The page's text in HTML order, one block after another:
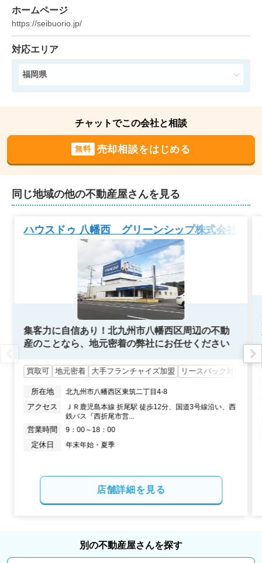
1,100
福岡県北九州市八幡西区北鷹見町
状態:古家あり
900
状態:古家あり 土地面積:266㎡
1,200万円
福岡県北九州市八幡西区町上津役西一丁目
土地面積:191
1,400万円
福岡県北九州市八幡西区光貞台三丁目
900万円
福岡県中間市大字上底井野
万円
土地面積:138
ホームページ
https://seibuorio.jp/
対応エリア
福岡県
チャットでこの会社と相談
無料 売却相談をはじめる
同じ地域の他の不動産屋さんを見る
ハウスドゥ 八幡西 グリーンシップ株式会社
集客力に自信あり！北九州市八幡西区周辺の不動
産のことなら、地元密着の弊社にお任せください
買取可 地元密着 大手フランチャイズ加盟 リースバック対応
所在地 北九州市八幡西区東筑二丁目4-8
アクセス
ＪＲ鹿児島本線 折尾駅 徒歩12分、国道3号線沿い、西
鉄バス『西折尾市営...
営業時間 9：00～18：00
定休日 年末年始・夏季
店舗詳細を見る
別の不動産屋さんを探す